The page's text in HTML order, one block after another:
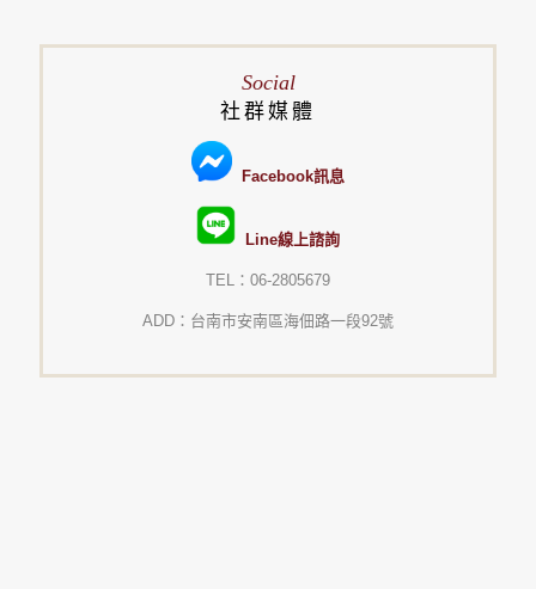
Social
社群媒體
Facebook訊息
Line線上諮詢
TEL：06-2805679
ADD：台南市安南區海佃路一段92號